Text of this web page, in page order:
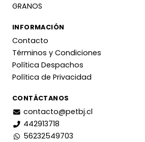
GRANOS
INFORMACIÓN
Contacto
Términos y Condiciones
Política Despachos
Política de Privacidad
CONTÁCTANOS
contacto@petbj.cl
442913718
56232549703